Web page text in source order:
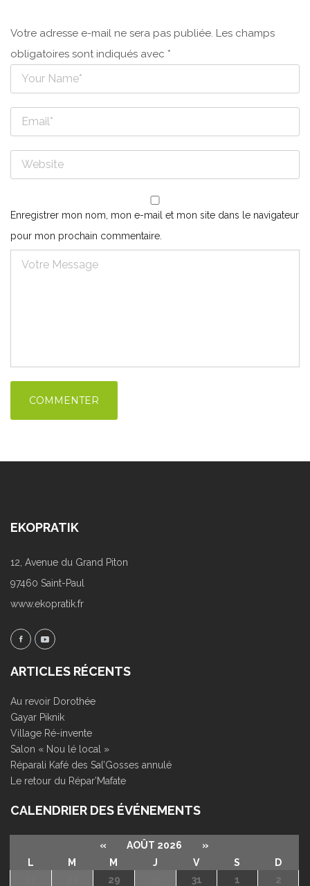
Votre adresse e-mail ne sera pas publiée. Les champs
obligatoires sont indiqués avec *
Enregistrer mon nom, mon e-mail et mon site dans le navigateur
pour mon prochain commentaire.
EKOPRATIK
12, Avenue du Grand Piton
97460 Saint-Paul
www.ekopratik.fr
ARTICLES RÉCENTS
Au revoir Dorothée
Gayar Piknik
Village Ré-invente
Salon « Nou lé local »
Réparali Kafé des Sal’Gosses annulé
Le retour du Répar’Mafate
CALENDRIER DES ÉVÉNEMENTS
« AOÛT 2026
»
L
M M J V S
D
29 31 1 2